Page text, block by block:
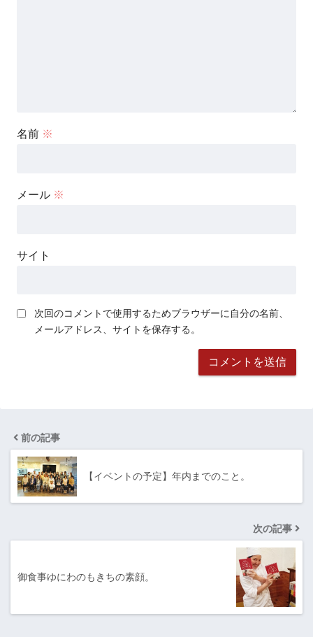
名前 ※
メール ※
サイト
次回のコメントで使用するためブラウザーに自分の名前、
メールアドレス、サイトを保存する。
前の記事
【イベントの予定】年内までのこと。
次の記事
御食事ゆにわのもきちの素顔。